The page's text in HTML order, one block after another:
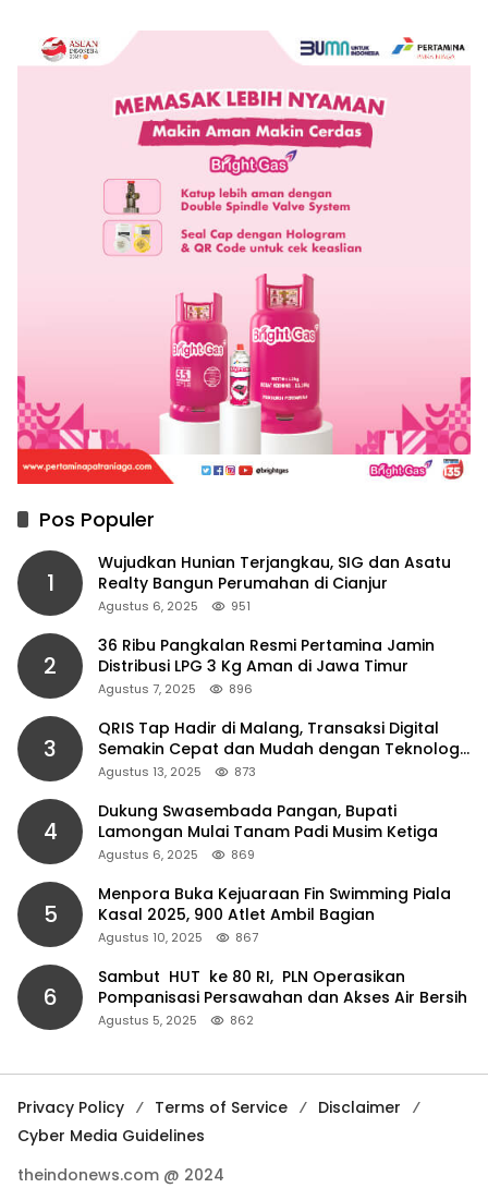
Connectivity
Pos Populer
1
Wujudkan Hunian Terjangkau, SIG dan Asatu
Realty Bangun Perumahan di Cianjur
Agustus 6, 2025 951
2
36 Ribu Pangkalan Resmi Pertamina Jamin
Distribusi LPG 3 Kg Aman di Jawa Timur
Agustus 7, 2025 896
3
QRIS Tap Hadir di Malang, Transaksi Digital
Semakin Cepat dan Mudah dengan Teknologi
NFC
Agustus 13, 2025 873
4
Dukung Swasembada Pangan, Bupati
Lamongan Mulai Tanam Padi Musim Ketiga
Agustus 6, 2025 869
5
Menpora Buka Kejuaraan Fin Swimming Piala
Kasal 2025, 900 Atlet Ambil Bagian
Agustus 10, 2025 867
6
Sambut HUT ke 80 RI, PLN Operasikan
Pompanisasi Persawahan dan Akses Air Bersih
Agustus 5, 2025 862
Privacy Policy Terms of Service
Disclaimer
Cyber Media Guidelines
theindonews.com @ 2024